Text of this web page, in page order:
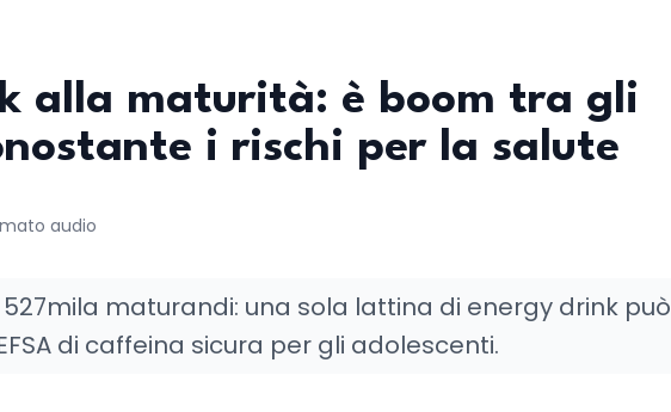
alla maturità: è boom tra gli
i rischi per la salute
audio
maturandi: una sola lattina di energy drink può
di caffeina sicura per gli adolescenti.